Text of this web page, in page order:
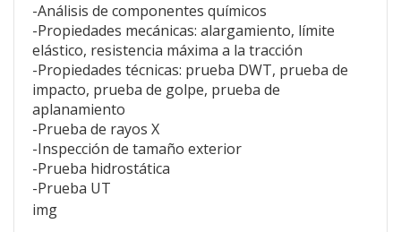
-Análisis de componentes químicos
-Propiedades mecánicas: alargamiento, límite
elástico, resistencia máxima a la tracción
-Propiedades técnicas: prueba DWT, prueba de
impacto, prueba de golpe, prueba de
aplanamiento
-Prueba de rayos X
-Inspección de tamaño exterior
-Prueba hidrostática
-Prueba UT